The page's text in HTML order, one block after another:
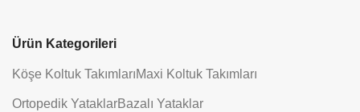
Ürün Kategorileri
Köşe Koltuk TakımlarıMaxi Koltuk Takımları
Ortopedik YataklarBazalı Yataklar